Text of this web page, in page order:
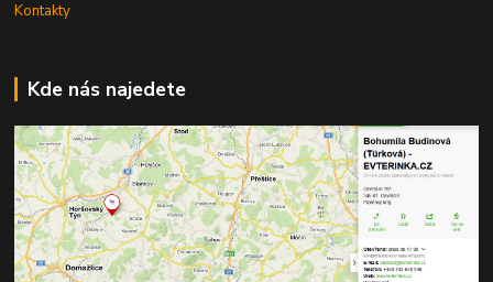
Kontakty
Kde nás najedete